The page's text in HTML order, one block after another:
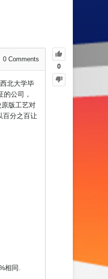
0
0 Comments
北大学毕
公司，
版工艺对
百分之百让
相同.